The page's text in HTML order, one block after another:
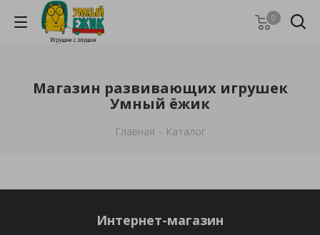
0
Магазин развивающих игрушек
Умный ёжик
Главная - Каталог
Интернет-магазин